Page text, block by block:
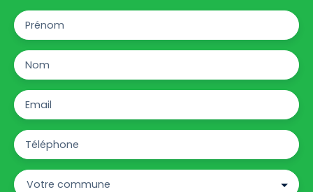
Prénom
Nom
Email
Téléphone
Votre commune